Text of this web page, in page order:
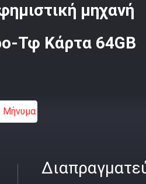
μηχανή
Τφ Κάρτα 64GB
Μήνυμα